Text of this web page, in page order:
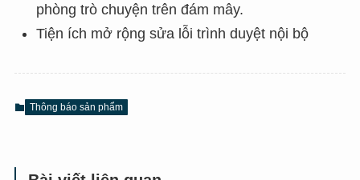
phòng trò chuyện trên đám mây.
Tiện ích mở rộng sửa lỗi trình duyệt nội bộ
Thông báo sản phẩm